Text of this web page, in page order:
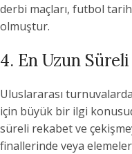
derbi maçları, futbol
olmuştur.
4. En Uzun
Uluslararası
için büyük bir ilgi
süreli rekabet ve
finallerinde veya